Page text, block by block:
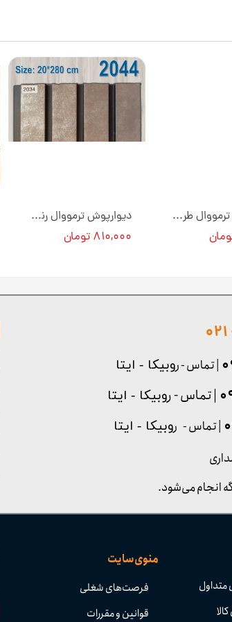
دیوارپوش ترمووال رنگ طوسی پی وی سی کد 2034 [انبار تهران]
۸۱۰,۰۰۰ تومان
دیوارپوش ترمووال طرح چوب پی وی سی کد 2011 [انبار تهران]
منوی سایت
فرصت‌های شغلی
قوانین و مقررات
| تماس - روبیکا - ایتا
| تماس - روبیکا - ایتا
| تماس - روبیکا - ایتا
انجام می‌شود.